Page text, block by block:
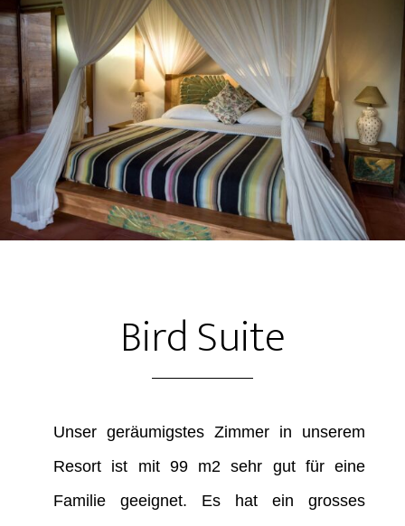
Bird Suite
Unser geräumigstes Zimmer in unserem
Resort ist mit 99 m2 sehr gut für eine
Familie geeignet. Es hat ein grosses